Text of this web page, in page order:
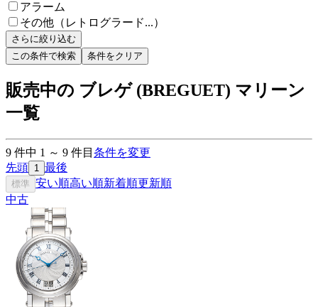
アラーム
その他（レトログラード...）
さらに絞り込む
この条件で検索
条件をクリア
販売中の ブレゲ (BREGUET) マリーン
一覧
9 件中 1 ～ 9 件目 条件を変更
先頭 1 最後
標準 安い順高い順新着順更新順
中古